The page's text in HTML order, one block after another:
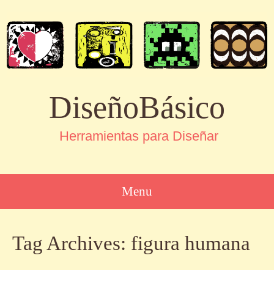
DiseñoBásico
Herramientas para Diseñar
Menu
TO
CONTENT
Tag Archives: figura humana